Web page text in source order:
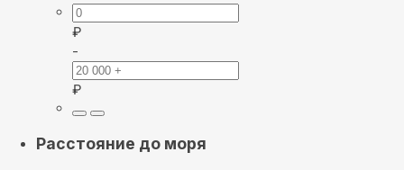
₽
-
₽
Расстояние до моря